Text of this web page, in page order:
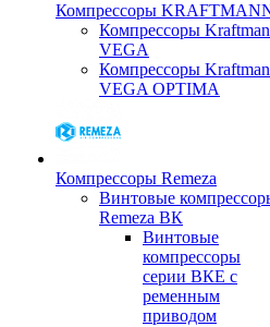
Компрессоры
Компрессоры
VEGA
Компрессоры
VEGA OPTIMA
Компрессоры Remeza
Винтовые
Remeza ВК
Винтовые
компрессоры
серии ВКЕ с
ременным
приводом